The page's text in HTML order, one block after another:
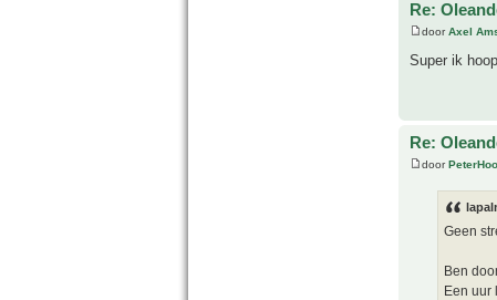
Re:
doorAxel
Super ik
Re:
door
Geen
Ben
Een uur